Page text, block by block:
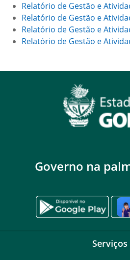
Relatório de Gestão e
Relatório de Gestão e
Relatório de Gestão e
Relatório de Gestão e
Governo na
Serviços